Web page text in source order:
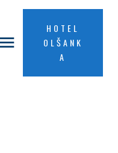
HOTEL
OLŠANK
A